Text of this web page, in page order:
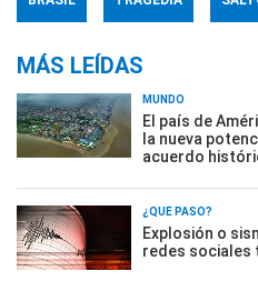
MÁS LEÍDAS
MUNDO
El país de
la nueva
acuerdo
¿QUÉ PASÓ?
Explosión o
redes sociales